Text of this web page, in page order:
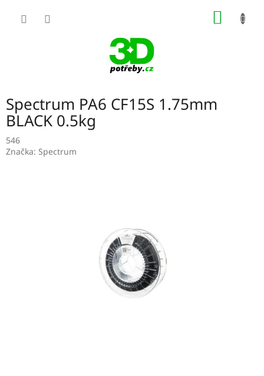
Spectrum PA6 CF15S 1.75mm
BLACK 0.5kg
546
Značka: Spectrum